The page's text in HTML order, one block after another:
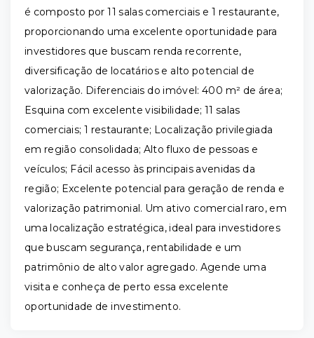
é composto por 11 salas comerciais e 1 restaurante,
proporcionando uma excelente oportunidade para
investidores que buscam renda recorrente,
diversificação de locatários e alto potencial de
valorização. Diferenciais do imóvel: 400 m² de área;
Esquina com excelente visibilidade; 11 salas
comerciais; 1 restaurante; Localização privilegiada
em região consolidada; Alto fluxo de pessoas e
veículos; Fácil acesso às principais avenidas da
região; Excelente potencial para geração de renda e
valorização patrimonial. Um ativo comercial raro, em
uma localização estratégica, ideal para investidores
que buscam segurança, rentabilidade e um
patrimônio de alto valor agregado. Agende uma
visita e conheça de perto essa excelente
oportunidade de investimento.